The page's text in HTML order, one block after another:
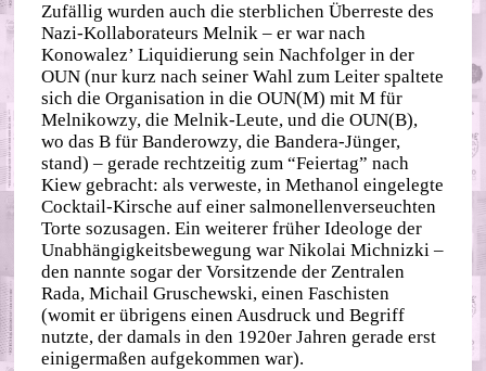
Zufällig wurden auch die sterblichen Überreste des
Nazi-Kollaborateurs Melnik – er war nach
Konowalez’ Liquidierung sein Nachfolger in der
OUN (nur kurz nach seiner Wahl zum Leiter spaltete
sich die Organisation in die OUN(M) mit M für
Melnikowzy, die Melnik-Leute, und die OUN(B),
wo das B für Banderowzy, die Bandera-Jünger,
stand) – gerade rechtzeitig zum “Feiertag” nach
Kiew gebracht: als verweste, in Methanol eingelegte
Cocktail-Kirsche auf einer salmonellenverseuchten
Torte sozusagen. Ein weiterer früher Ideologe der
Unabhängigkeitsbewegung war Nikolai Michnizki –
den nannte sogar der Vorsitzende der Zentralen
Rada, Michail Gruschewski, einen Faschisten
(womit er übrigens einen Ausdruck und Begriff
nutzte, der damals in den 1920er Jahren gerade erst
einigermaßen aufgekommen war).